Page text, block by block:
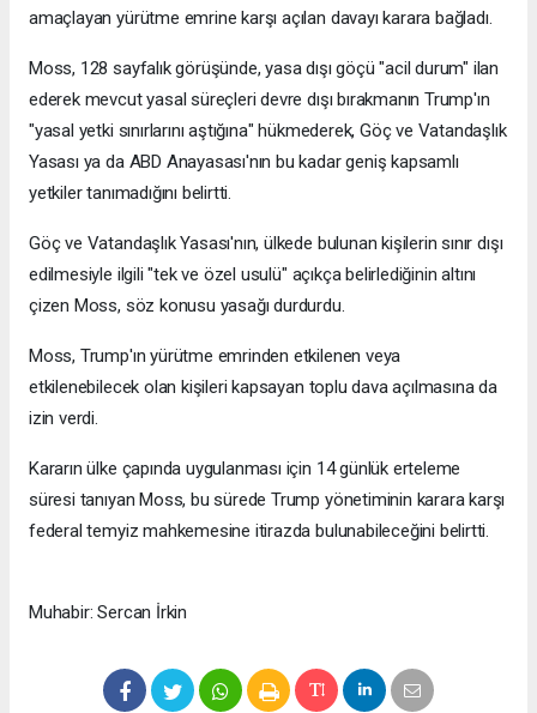
amaçlayan yürütme emrine karşı açılan davayı karara bağladı.
Moss, 128 sayfalık görüşünde, yasa dışı göçü "acil durum" ilan
ederek mevcut yasal süreçleri devre dışı bırakmanın Trump'ın
"yasal yetki sınırlarını aştığına" hükmederek, Göç ve Vatandaşlık
Yasası ya da ABD Anayasası'nın bu kadar geniş kapsamlı
yetkiler tanımadığını belirtti.
Göç ve Vatandaşlık Yasası'nın, ülkede bulunan kişilerin sınır dışı
edilmesiyle ilgili "tek ve özel usulü" açıkça belirlediğinin altını
çizen Moss, söz konusu yasağı durdurdu.
Moss, Trump'ın yürütme emrinden etkilenen veya
etkilenebilecek olan kişileri kapsayan toplu dava açılmasına da
izin verdi.
Kararın ülke çapında uygulanması için 14 günlük erteleme
süresi tanıyan Moss, bu sürede Trump yönetiminin karara karşı
federal temyiz mahkemesine itirazda bulunabileceğini belirtti.
Muhabir: Sercan İrkin